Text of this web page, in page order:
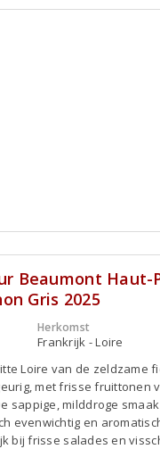
Beaumont Haut-
Gris 2025
Herkomst
Frankrijk - Loire
Loire van de zeldzame
met frisse fruittonen
sappige, milddroge
evenwichtig en
bij frisse salades en